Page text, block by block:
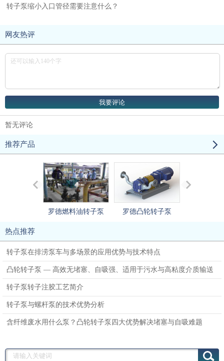
转子泵缩小入口管径需要注意什么？
网友热评
暂无评论
推荐产品
罗德燃料油转子泵 罗德凸轮转子泵
热点推荐
转子泵在排涝泵车与多场景的应用优势与技术特点
凸轮转子泵 — 高效无堵塞、自吸强、适用于污水与高粘度介质输送
转子泵转子注胶工艺简介
转子泵与螺杆泵的技术优势分析
含纤维废水用什么泵？凸轮转子泵四大优势解决堵塞与自吸难题